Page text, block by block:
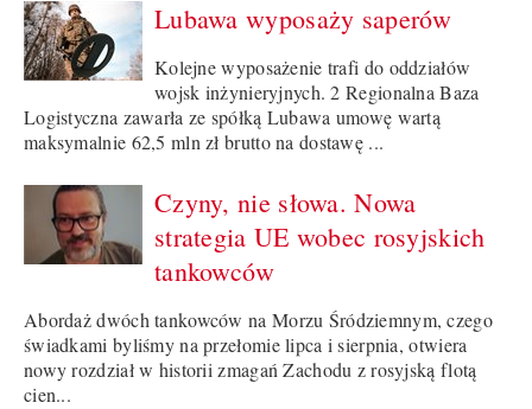
Lubawa wyposaży saperów
Kolejne wyposażenie trafi do oddziałów
wojsk inżynieryjnych. 2 Regionalna Baza
Logistyczna zawarła ze spółką Lubawa umowę wartą
maksymalnie 62,5 mln zł brutto na dostawę ...
Czyny, nie słowa. Nowa
strategia UE wobec rosyjskich
tankowców
Abordaż dwóch tankowców na Morzu Śródziemnym, czego
świadkami byliśmy na przełomie lipca i sierpnia, otwiera
nowy rozdział w historii zmagań Zachodu z rosyjską flotą
cien...